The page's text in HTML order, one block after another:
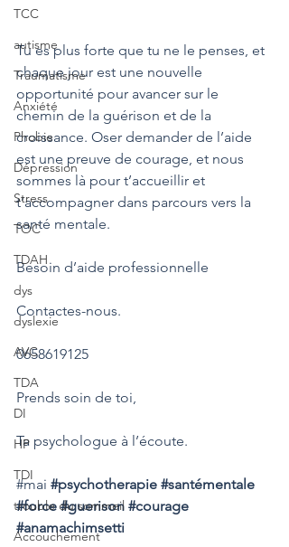
TCC
autisme
Traumatisme
Anxiété
Phobie
Dépression
Stress
TOC
TDAH
dys
dyslexie
AVC
TDA
DI
HP
TDI
trouble du sommeil
Accouchement
Tu es plus forte que tu ne le penses, et
chaque jour est une nouvelle
opportunité pour avancer sur le
chemin de la guérison et de la
croissance. Oser demander de l’aide
est une preuve de courage, et nous
sommes là pour t’accueillir et
t’accompagner dans parcours vers la
santé mentale.
Besoin d’aide professionnelle
Contactes-nous.
0658619125
Prends soin de toi,
Ta psychologue à l’écoute.
#mai #psychotherapie #santémentale
#force #guerison #courage
#anamachimsetti